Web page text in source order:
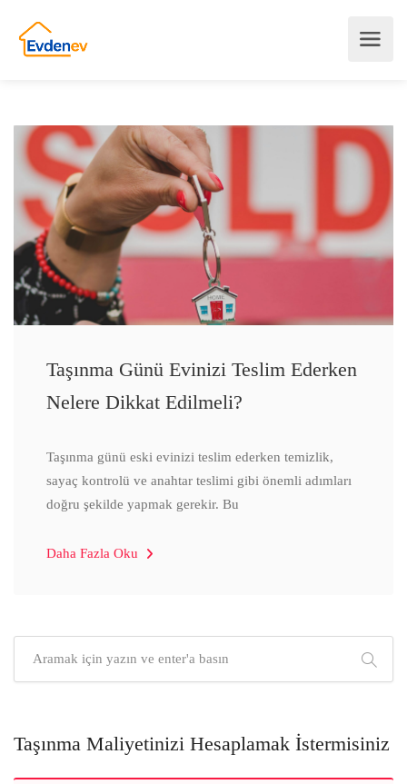
Taşınma Günü Evinizi Teslim Ederken
Nelere Dikkat Edilmeli?
Taşınma günü eski evinizi teslim ederken temizlik,
sayaç kontrolü ve anahtar teslimi gibi önemli adımları
doğru şekilde yapmak gerekir. Bu
Daha Fazla Oku
Taşınma Maliyetinizi Hesaplamak İstermisiniz